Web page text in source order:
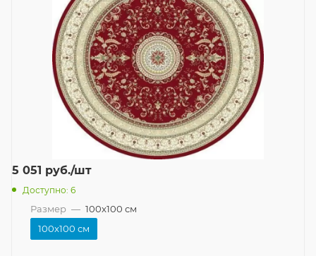
5 051 руб./шт
Доступно: 6
Размер — 100x100 см
100x100 см